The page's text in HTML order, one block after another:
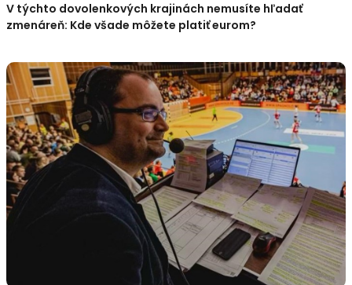
V týchto dovolenkových krajinách nemusíte hľadať
zmenáreň: Kde všade môžete platiť eurom?